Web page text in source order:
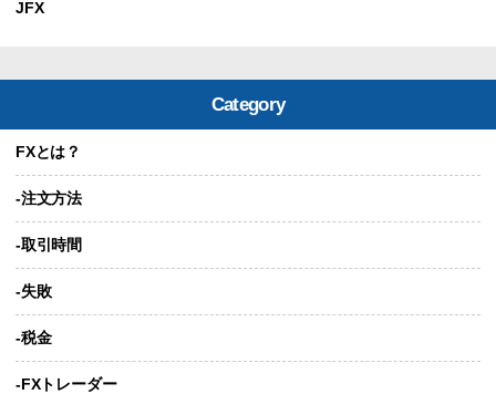
JFX
Category
FXとは？
-注文方法
-取引時間
-失敗
-税金
-FXトレーダー